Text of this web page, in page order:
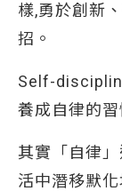
樣,勇於創新
招。
Self-
養成自律的習
其實「自律
活中潛移默